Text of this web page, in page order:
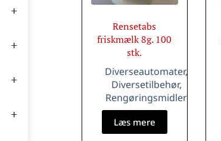
+
+
+
+
Rensetabs
friskmælk 8g. 100
stk.
Diverseautomater,
Diversetilbehør,
Rengøringsmidler
Læs mere